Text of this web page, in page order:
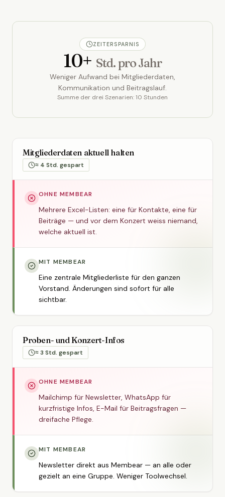
ZEITERSPARNIS
10+ Std. pro Jahr
Weniger Aufwand bei Mitgliederdaten,
Kommunikation und Beitragslauf.
Summe der drei Szenarien: 10 Stunden
Mitgliederdaten aktuell halten
≈ 4 Std. gespart
OHNE MEMBEAR
Mehrere Excel-Listen: eine für Kontakte, eine für
Beiträge — und vor dem Konzert weiss niemand,
welche aktuell ist.
MIT MEMBEAR
Eine zentrale Mitgliederliste für den ganzen
Vorstand. Änderungen sind sofort für alle
sichtbar.
Proben- und Konzert-Infos
≈ 3 Std. gespart
OHNE MEMBEAR
Mailchimp für Newsletter, WhatsApp für
kurzfristige Infos, E-Mail für Beitragsfragen —
dreifache Pflege.
MIT MEMBEAR
Newsletter direkt aus Membear — an alle oder
gezielt an eine Gruppe. Weniger Toolwechsel.